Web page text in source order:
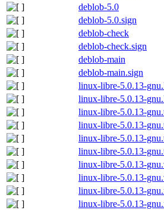
deblob-5.0
deblob-5.0.sign
deblob-check
deblob-check.sign
deblob-main
deblob-main.sign
linux-libre-5.0.13-
linux-libre-5.0.13-
linux-libre-5.0.13-
linux-libre-5.0.13-
linux-libre-5.0.13-
linux-libre-5.0.13-
linux-libre-5.0.13-
linux-libre-5.0.13-
linux-libre-5.0.13-
linux-libre-5.0.13-